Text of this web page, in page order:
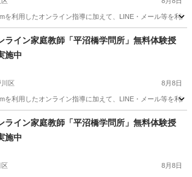
を利用したオンライン指導に加えて、LINE・メール等を利
家庭教師 無料
ライン家庭教師「平沼橋学問所」無料体験授
施中
川区 8月8日
を利用したオンライン指導に加えて、LINE・メール等を利
家庭教師 無料
ライン家庭教師「平沼橋学問所」無料体験授
施中
区 8月8日